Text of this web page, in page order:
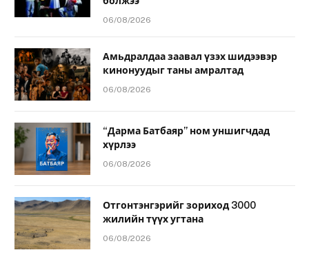
06/08/2026
Амьдралдаа заавал үзэх шидээвэр
кинонуудыг таны амралтад
06/08/2026
“Дарма Батбаяр” ном уншигчдад
хүрлээ
06/08/2026
Отгонтэнгэрийг зориход 3000
жилийн түүх угтана
06/08/2026